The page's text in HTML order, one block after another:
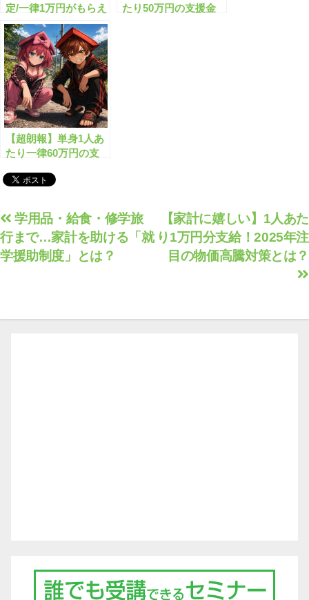
定/一律1万円がもらえ
る物価高騰対策給付
金！
たり50万円の支援金
【超朗報】単身1人あ
たり一律60万円の支
投
稿
ナ
【家計に嬉しい】1人あた
り1万円分支給！2025年注
目の物価高騰対策とは？
学用品・給食・修学旅
行まで…家計を助ける「就
学援助制度」とは？